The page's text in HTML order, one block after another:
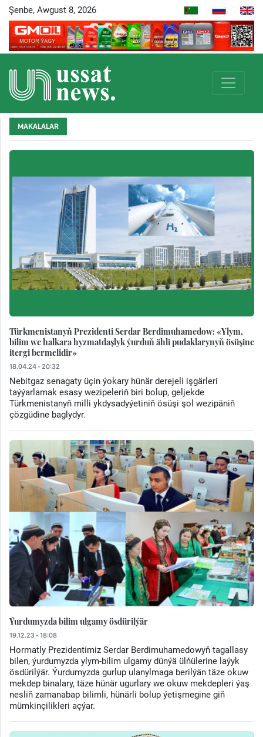
Şenbe, Awgust 8, 2026
MAKALALAR
Türkmenistanyň Prezidenti Serdar Berdimuhamedow: «Ylym,
bilim we halkara hyzmatdaşlyk ýurduň ähli pudaklarynyň ösüşine
itergi bermelidir»
18.04.24 - 20:32
Nebitgaz senagaty üçin ýokary hünär derejeli işgärleri
taýýarlamak esasy wezipeleriň biri bolup, geljekde
Türkmenistanyň milli ykdysadyýetiniň ösüşi şol wezipäniň
çözgüdine baglydyr.
Ýurdumyzda bilim ulgamy ösdürilýär
19.12.23 - 18:08
Hormatly Prezidentimiz Serdar Berdimuhamedowyň tagallasy
bilen, ýurdumyzda ylym-bilim ulgamy dünýä ülňülerine laýyk
ösdürilýär. Ýurdumyzda gurlup ulanylmaga berilýän täze okuw
mekdep binalary, täze hünär ugurlary we okuw mekdepleri ýaş
nesliň zamanabap bilimli, hünärli bolup ýetişmegine giň
mümkinçilikleri açýar.